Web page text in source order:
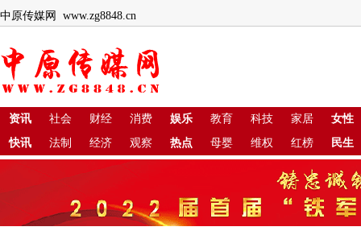
中原传媒网 www.zg8848.cn
资讯 社会 财经 消费 娱乐 教育 科技 家居
女性
快讯
法制 经济 观察 热点 母婴 维权 红榜 民生